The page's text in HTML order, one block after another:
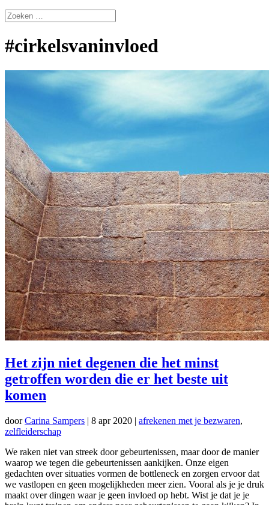
#cirkelsvaninvloed
Het zijn niet degenen die het minst
getroffen worden die er het beste uit
komen
doorCarina Sampers | 8 apr 2020 | afrekenen met je bezwaren,
zelfleiderschap
We raken niet van streek door gebeurtenissen, maar door de manier
waarop we tegen die gebeurtenissen aankijken. Onze eigen
gedachten over situaties vormen de bottleneck en zorgen ervoor dat
we vastlopen en geen mogelijkheden meer zien. Vooral als je je druk
maakt over dingen waar je geen invloed op hebt. Wist je dat je je